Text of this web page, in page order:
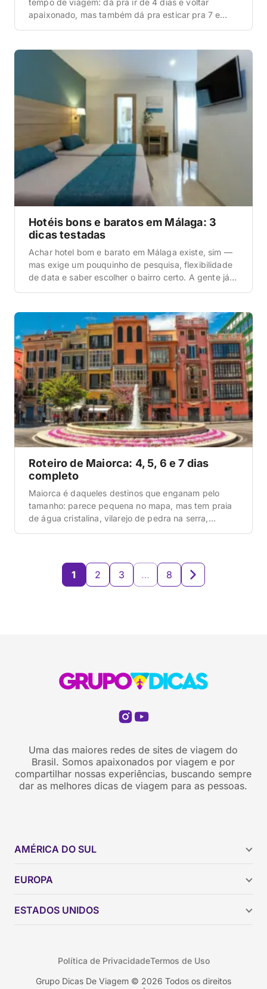
apaixonado, mas também dá pra esticar pra 7 e
pra você não perder o essencial — […]
Hotéis bons e baratos em Málaga: 3
dicas testadas
Achar hotel bom e barato em Málaga existe, sim —
mas exige um pouquinho de pesquisa, flexibilidade
de data e saber escolher o bairro certo. A gente já
se hospedou na cidade e voltou várias vezes, e
qualidade + preço + localização. Antes de qualquer
coisa, […]
Roteiro de Maiorca: 4, 5, 6 e 7 dias
completo
Maiorca é daqueles destinos que enganam pelo
tamanho: parece pequena no mapa, mas tem praia
de água cristalina, vilarejo de pedra na serra,
isso sem correria. […]
1 2 3 … 8
Uma das maiores redes de sites de viagem do
Brasil. Somos apaixonados por viagem e por
compartilhar nossas experiências, buscando sempre
dar as melhores dicas de viagem para as pessoas.
AMÉRICA DO SUL
Brasil
Colômbia
EUROPA
ESTADOS UNIDOS
Nova York
Grupo Dicas De Viagem © 2026 Todos os direitos
Política de PrivacidadeTermos de Uso